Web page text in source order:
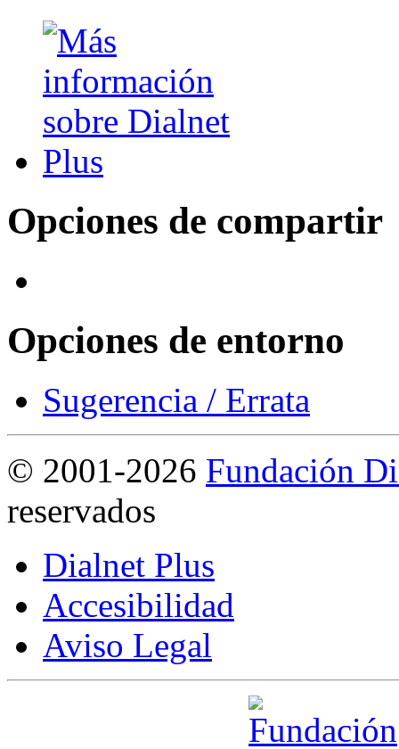
Opciones de compartir
Opciones de entorno
Sugerencia / Errata
© 2001-2026 Fundación
reservados
Dialnet Plus
Accesibilidad
Aviso Legal